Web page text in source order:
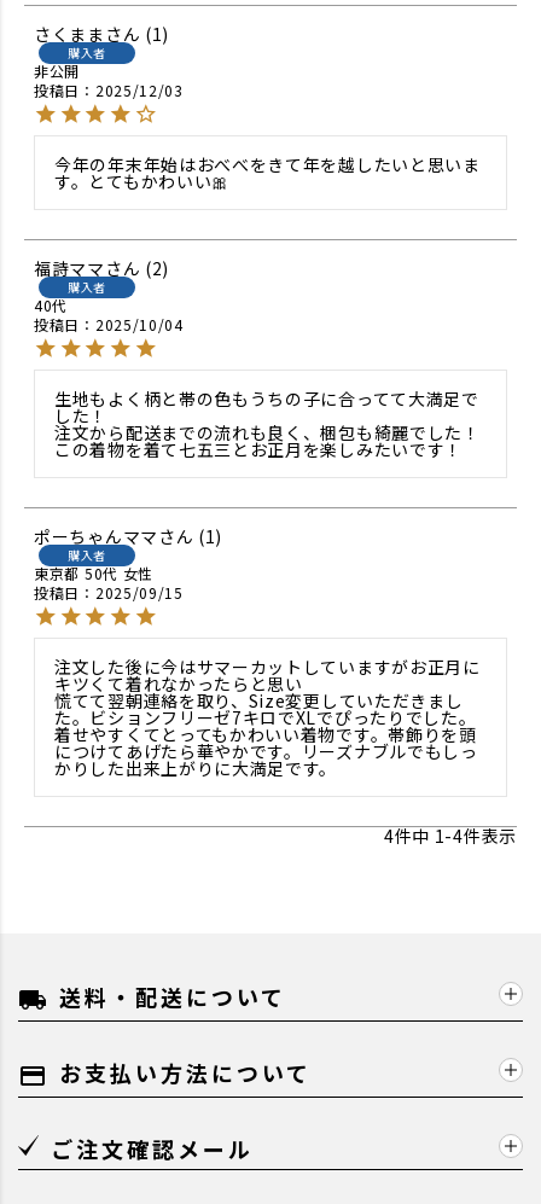
さくまま 1
購入者
非公開
投稿日
2025/12/03
今年の年末年始はおべべをきて年を越したいと思いま
す。とてもかわいい🎀
福詩ママ 2
購入者
40代
投稿日
2025/10/04
生地もよく柄と帯の色もうちの子に合ってて大満足で
した！
注文から配送までの流れも良く、梱包も綺麗でした！
この着物を着て七五三とお正月を楽しみたいです！
ポーちゃんママ 1
購入者
東京都 50代 女性
投稿日
2025/09/15
注文した後に今はサマーカットしていますがお正月に
キツくて着れなかったらと思い
慌てて翌朝連絡を取り、Size変更していただきまし
た。ビションフリーゼ7キロでXLでぴったりでした。
着せやすくてとってもかわいい着物です。帯飾りを頭
につけてあげたら華やかです。リーズナブルでもしっ
かりした出来上がりに大満足です。
4件中 1-4件表示
local_shipping 送料・配送について
payment お支払い方法について
ご注文確認メール